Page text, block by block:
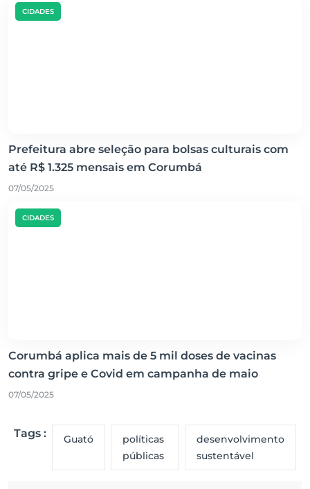
CIDADES
Prefeitura abre seleção para bolsas culturais com
até R$ 1.325 mensais em Corumbá
07/05/2025
CIDADES
Corumbá aplica mais de 5 mil doses de vacinas
contra gripe e Covid em campanha de maio
07/05/2025
Tags : Guató
políticas
públicas
desenvolvimento
sustentável